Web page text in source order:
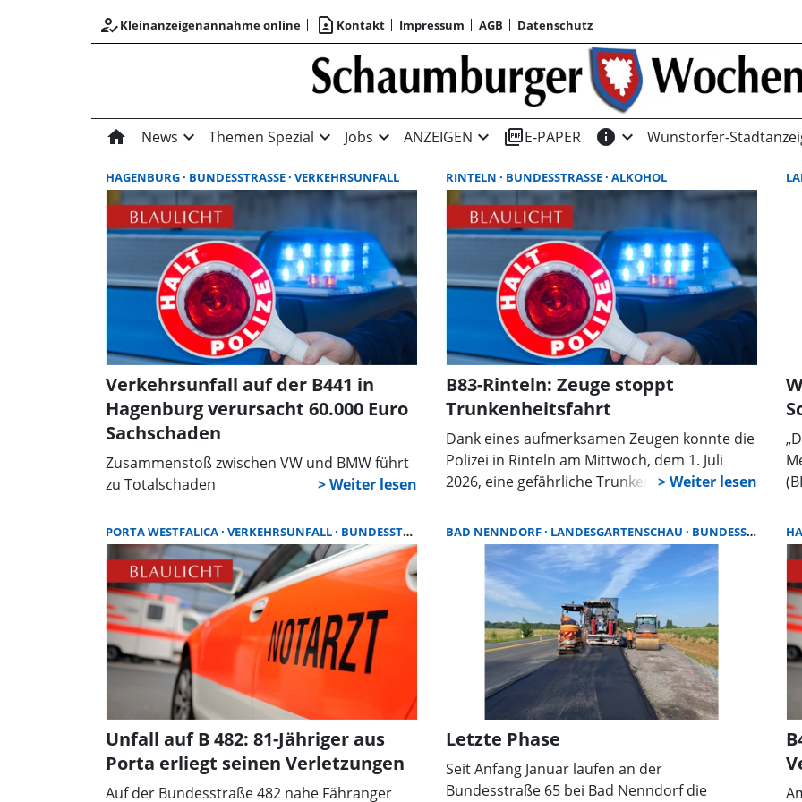
how_to_regKleinanzeigenannahme online contact_page Kontakt Impressum AGB Datenschutz
home News expand_more Themen Spezial expand_more Jobs expand_more ANZEIGEN expand_more picture_as_pdfE-PAPER info expand_more Wunstorfer-
HAGENBURG BUNDESSTRASSE VERKEHRSUNFALL
Verkehrsunfall auf der B441 in
Hagenburg verursacht 60.000 Euro
Sachschaden
Zusammenstoß zwischen VW und BMW führt
zu Totalschaden
RINTELN BUNDESSTRASSE ALKOHOL
B83-Rinteln: Zeuge stoppt
Trunkenheitsfahrt
Dank eines aufmerksamen Zeugen konnte die
Polizei in Rinteln am Mittwoch, dem 1. Juli
2026, eine gefährliche Trunkenheitsfahrt
einen Audi, der in Schlangenlinien auf der B83
unterwegs war. Die Polizei reagierte schnell
und fand das beschriebene Fahrzeug auf dem
Parkplatz eines Schnellrestaurants an der
Konrad-Adenauer-Straße.
PORTA WESTFALICA VERKEHRSUNFALL BUNDESSTRASSE
Unfall auf B 482: 81-Jähriger aus
Porta erliegt seinen Verletzungen
Auf der Bundesstraße 482 nahe Fähranger
BAD NENNDORF LANDESGARTENSCHAU BUNDESSTRASSE
Letzte Phase
Seit Anfang Januar laufen an der
Bundesstraße 65 bei Bad Nenndorf die